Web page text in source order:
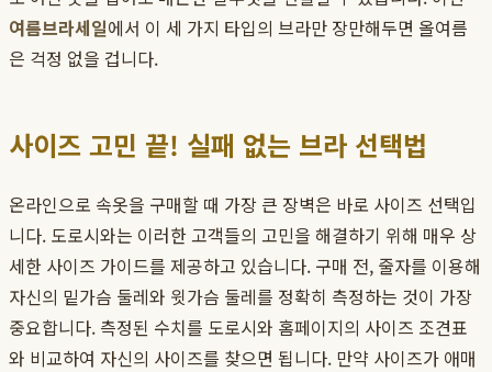
여름브라세일에서 이 세 가지 타입의 브라만 장만해두면 올여름
은 걱정 없을 겁니다.
사이즈 고민 끝! 실패 없는 브라 선택법
온라인으로 속옷을 구매할 때 가장 큰 장벽은 바로 사이즈 선택입
니다. 도로시와는 이러한 고객들의 고민을 해결하기 위해 매우 상
세한 사이즈 가이드를 제공하고 있습니다. 구매 전, 줄자를 이용해
자신의 밑가슴 둘레와 윗가슴 둘레를 정확히 측정하는 것이 가장
중요합니다. 측정된 수치를 도로시와 홈페이지의 사이즈 조견표
와 비교하여 자신의 사이즈를 찾으면 됩니다. 만약 사이즈가 애매